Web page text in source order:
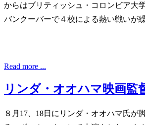
からはブリティッシュ・コロンビア大
バンクーバーで４校による熱い戦いが
Read more ...
リンダ・オオハマ映画監
８月17、18日にリンダ・オオハマ氏が